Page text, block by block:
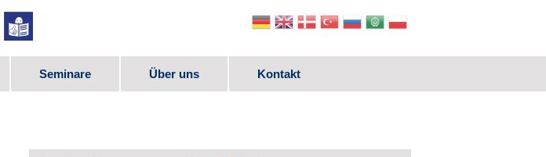
Seminare Über uns
Downloads
Kontakt